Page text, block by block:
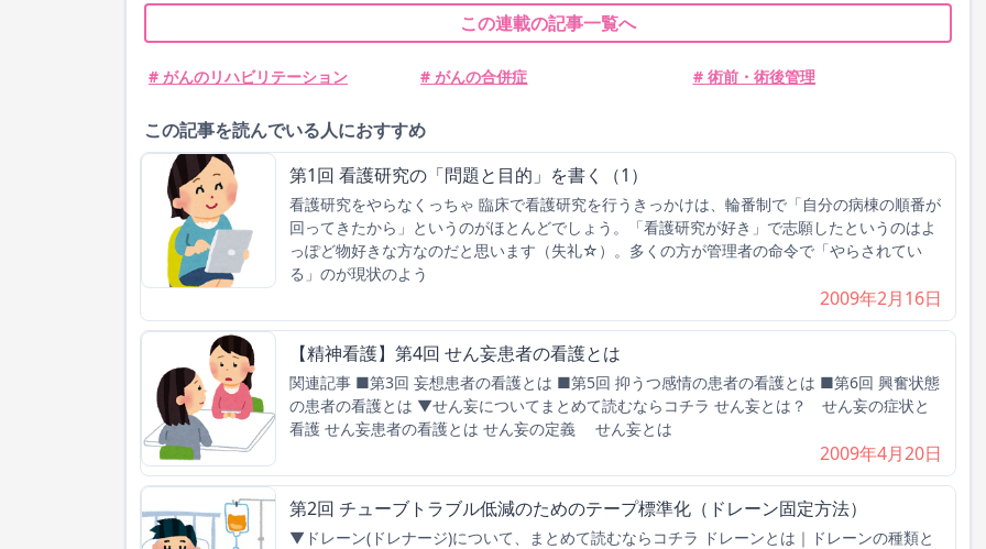
この連載の記事一覧へ
# がんのリハビリテーション # がんの合併症 # 術前・術後管理
この記事を読んでいる人におすすめ
第1回 看護研究の「問題と目的」を書く（1）
看護研究をやらなくっちゃ 臨床で看護研究を行うきっかけは、輪番制で「自分の病棟の順番が
回ってきたから」というのがほとんどでしょう。「看護研究が好き」で志願したというのはよ
っぽど物好きな方なのだと思います（失礼☆）。多くの方が管理者の命令で「やらされてい
る」のが現状のよう
2009年2月16日
【精神看護】第4回 せん妄患者の看護とは
関連記事 ■第3回 妄想患者の看護とは ■第5回 抑うつ感情の患者の看護とは ■第6回 興奮状態
の患者の看護とは ▼せん妄についてまとめて読むならコチラ せん妄とは？ せん妄の症状と
看護 せん妄患者の看護とは せん妄の定義 せん妄とは
2009年4月20日
第2回 チューブトラブル低減のためのテープ標準化（ドレーン固定方法）
▼ドレーン(ドレナージ)について、まとめて読むならコチラ ドレーンとは｜ドレーンの種類と